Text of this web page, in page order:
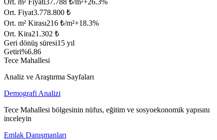
Ort. m² Fiyatı37.788 ₺/m²+26.3%
Ort. Fiyat3.778.800 ₺
Ort. m² Kirası216 ₺/m²+18.3%
Ort. Kira21.302 ₺
Geri dönüş süresi15 yıl
Getiri%6.86
Tece Mahallesi
Analiz ve Araştırma Sayfaları
Demografi Analizi
Tece Mahallesi bölgesinin nüfus, eğitim ve sosyoekonomik yapısını
inceleyin
Emlak Danışmanları